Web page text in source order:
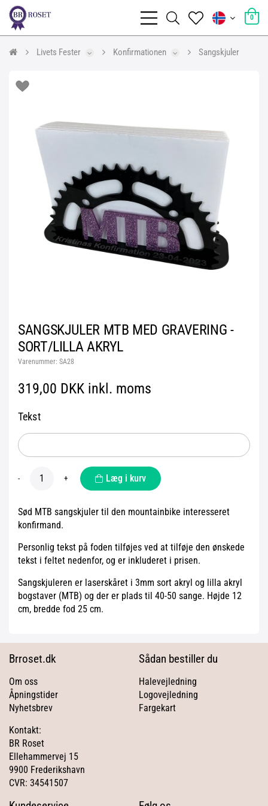
0
Livets Fester Konfirmationen Sangskjuler
SANGSKJULER MTB MED GRAVERING -
SORT/LILLA AKRYL
Varenummer: SA28
319,00 DKK inkl. moms
Tekst
- + Læg i kurv
Sød MTB sangskjuler til den mountainbike interesseret
konfirmand.
Personlig tekst på foden tilføjes ved at tilføje den ønskede
tekst i feltet nedenfor, og er inkluderet i prisen.
Sangskjuleren er laserskåret i 3mm sort akryl og lilla akryl
bogstaver (MTB) og der er plads til 40-50 sange. Højde 12
cm, bredde fod 25 cm.
Brroset.dk
Om oss
Åpningstider
Nyhetsbrev
Kontakt:
BR Roset
Ellehammervej 15
9900 Frederikshavn
CVR: 34541507
Sådan bestiller du
Halevejledning
Logovejledning
Fargekart